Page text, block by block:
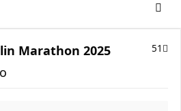
Marathon 2025 51